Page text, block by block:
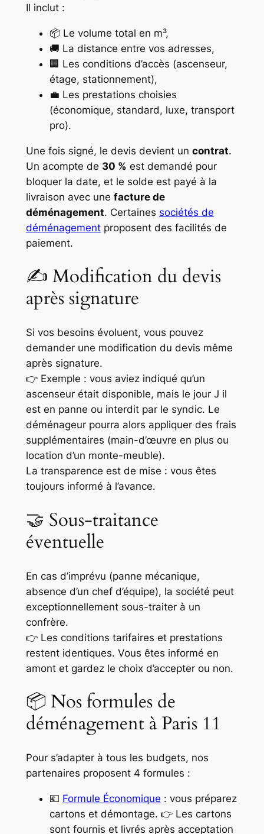
Il inclut :
📦 Le volume total en m³,
🚚 La distance entre vos adresses,
🏢 Les conditions d’accès (ascenseur,
étage, stationnement),
💼 Les prestations choisies
(économique, standard, luxe, transport
pro).
Une fois signé, le devis devient un contrat.
Un acompte de 30 % est demandé pour
bloquer la date, et le solde est payé à la
livraison avec une facture de
déménagement. Certaines sociétés de
déménagementproposent des facilités de
paiement.
✍️ Modification du devis
après signature
Si vos besoins évoluent, vous pouvez
demander une modification du devis même
après signature.
👉 Exemple : vous aviez indiqué qu’un
ascenseur était disponible, mais le jour J il
est en panne ou interdit par le syndic. Le
déménageur pourra alors appliquer des frais
supplémentaires (main-d’œuvre en plus ou
location d’un monte-meuble).
La transparence est de mise : vous êtes
toujours informé à l’avance.
🤝 Sous-traitance
éventuelle
En cas d’imprévu (panne mécanique,
absence d’un chef d’équipe), la société peut
exceptionnellement sous-traiter à un
confrère.
👉 Les conditions tarifaires et prestations
restent identiques. Vous êtes informé en
amont et gardez le choix d’accepter ou non.
📦 Nos formules de
déménagement à Paris 11
Pour s’adapter à tous les budgets, nos
partenaires proposent 4 formules :
💶 Formule Économique : vous préparez
cartons et démontage. 👉 Les cartons
sont fournis et livrés après acceptation